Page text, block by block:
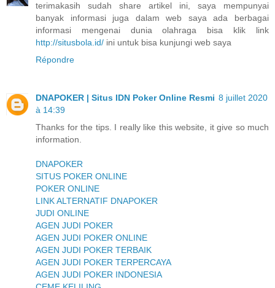
terimakasih sudah share artikel ini, saya mempunyai
banyak informasi juga dalam web saya ada berbagai
informasi mengenai dunia olahraga bisa klik link
http://situsbola.id/ ini untuk bisa kunjungi web saya
Répondre
DNAPOKER | Situs IDN Poker Online Resmi 8 juillet 2020
à 14:39
Thanks for the tips. I really like this website, it give so much
information.
DNAPOKER
SITUS POKER ONLINE
POKER ONLINE
LINK ALTERNATIF DNAPOKER
JUDI ONLINE
AGEN JUDI POKER
AGEN JUDI POKER ONLINE
AGEN JUDI POKER TERBAIK
AGEN JUDI POKER TERPERCAYA
AGEN JUDI POKER INDONESIA